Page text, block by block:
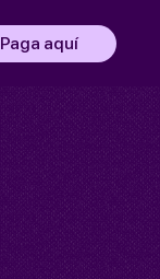
Paga aquí